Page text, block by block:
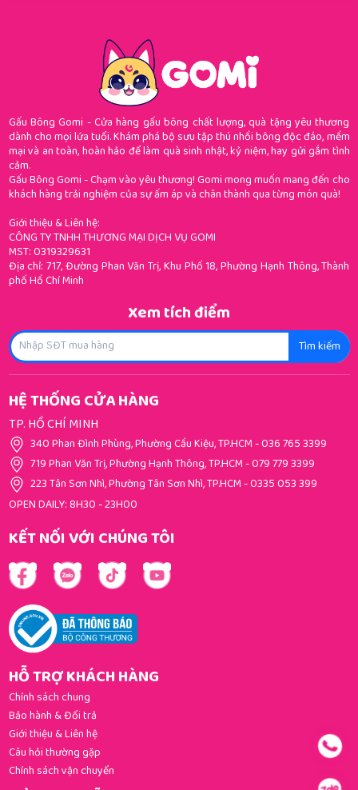
Gấu Bông Gomi - Cửa hàng gấu bông chất lượng, quà tặng yêu thương
dành cho mọi lứa tuổi. Khám phá bộ sưu tập thú nhồi bông độc đáo, mềm
mại và an toàn, hoàn hảo để làm quà sinh nhật, kỷ niệm, hay gửi gắm tình
cảm.
Gấu Bông Gomi - Chạm vào yêu thương! Gomi mong muốn mang đến cho
khách hàng trải nghiệm của sự ấm áp và chân thành qua từng món quà!
Giới thiệu & Liên hệ:
CÔNG TY TNHH THƯƠNG MẠI DỊCH VỤ GOMI
MST: 0319329631
Địa chỉ: 717, Đường Phan Văn Trị, Khu Phố 18, Phường Hạnh Thông, Thành
phố Hồ Chí Minh
Xem tích điểm
Tìm kiếm
HỆ THỐNG CỬA HÀNG
TP. HỒ CHÍ MINH
340 Phan Đình Phùng, Phường Cầu Kiệu, TP.HCM-036 765 3399
719 Phan Văn Trị, Phường Hạnh Thông, TP.HCM-079 779 3399
223 Tân Sơn Nhì, Phường Tân Sơn Nhì, TP.HCM-0335 053 399
OPEN DAILY: 8H30 - 23H00
KẾT NỐI VỚI CHÚNG TÔI
HỖ TRỢ KHÁCH HÀNG
Chính sách chung
Bảo hành & Đổi trả
Giới thiệu & Liên hệ
Câu hỏi thường gặp
Chính sách vận chuyển